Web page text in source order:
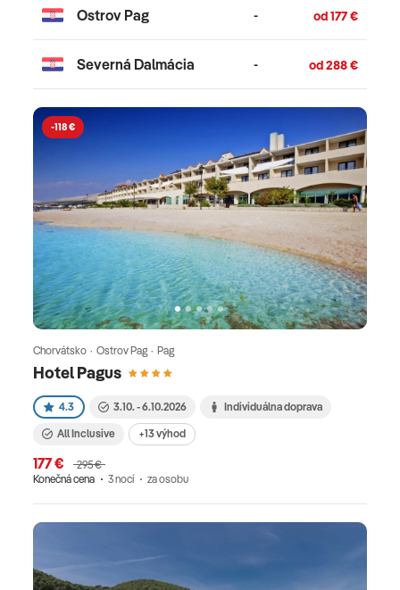
Spoľahnúť sa môžete na dlhoročné skúsenosti
Slovensku. Počas celej dovolenky máte k
asistenciu delegáta 24/7. Prečo si vybrať SATUR
Dynamic? dovolenka vyskladaná na mieru,
flexibilné termíny a dĺžka pobytu, aktuálne ceny
letov a hotelov, široký výber destinácií, online
rezervácia jednoducho a rýchlo, podpora CK
SATUR pred aj počas dovolenky, bezpečnosť a
istota overenej cestovnej kancelárie. Objavte
flexibilnú dovolenku novej generácie a vyskladajte
si svoju ideálnu dovolenku so SATUR Dynamic.
Ostrov Pag - od 177 €
Severná Dalmácia - od 288 €
-118 €
Hotel Pagus
Chorvátsko · Ostrov Pag · Pag
4.3 3.10. - 6.10.2026 Individuálna doprava
All Inclusive +13 výhod
177 €
295 €
Konečná cena
3 nocí za osobu